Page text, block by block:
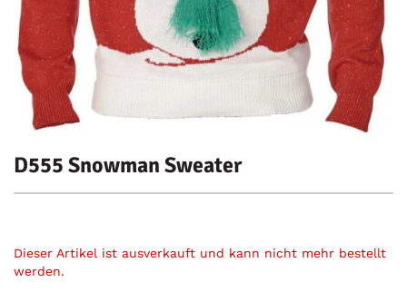
D555 Snowman Sweater
Dieser Artikel ist ausverkauft und kann nicht mehr bestellt
werden.